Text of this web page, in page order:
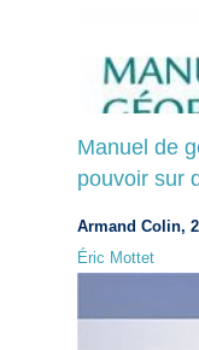
Manuel de
pouvoir sur
Armand Colin,
Éric Mottet